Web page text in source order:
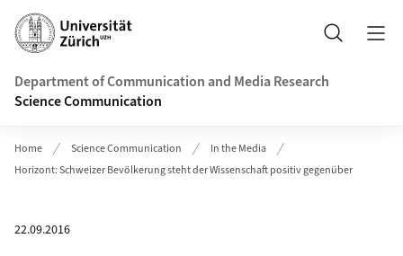
Header
Search
Department of Communication and Media Research
Science Communication
Home Science Communication
In the Media
Horizont: Schweizer Bevölkerung steht der Wissenschaft positiv gegenüber
22.09.2016